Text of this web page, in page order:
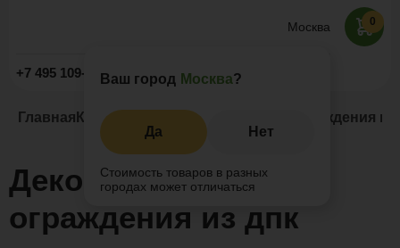
Москва
Ваш город Москва?
Да Нет
Стоимость товаров в разных
городах может отличаться
+7 495 109-52-09 Заказать звонок
0
Главная Каталог Заборы и ограждения Ограждения
Декоративные
ограждения из дпк